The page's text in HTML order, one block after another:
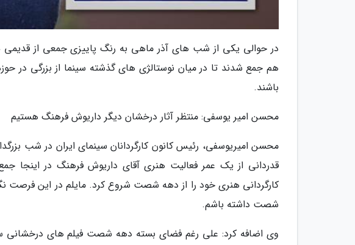
در حوالی یکی از شب های آذر ماهی به رنگ پاییزی جمعی از قدیمی
هم جمع شدند تا در میان نوستالژی های گذشته سینما از بزرگی در
باشند.
محسن امیر یوسفی: منتظر آثار درخشان دیگر داریوش فرهنگ هستیم
محسن امیریوسفی، رئیس کانون کارگردانان سینمای ایران در شب
قدردانی از یک عمر فعالیت هنری آقای داریوش فرهنگ در اینجا
کارگردانی هنری خود را از دهه شصت شروع کرد. مایلم در این فرصت
شصت داشته باشم.
وی اضافه کرد: علی رغم فضای بسته دهه شصت فیلم های درخشانی